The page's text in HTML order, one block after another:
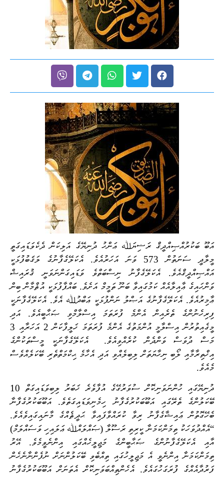
އަބޫ ބަކުރުއްޞިއްދީޤް ރަޟިޔަﷲ ޢަންހު ދުނިޔޭގެ އަލިކަން ދެކެވަޑައިގަތީ
މީލާދީ ސަނަތުން 573 ވަނަ އަހަރުއެވެ. އެކަލޭގެފާނުގެ ލަޤަބުފުޅަކީ
އައްޞިއްދީޤްއެވެ. އެކަލޭގެފާނު ނިސްބަތްވެ ވަޑައިގަންނަވަނީ ޤުރައިޝް
ވަންހައިގެ ޢާއިލާއެއް ކަމުގައިވާ ބަނޫ ތަމީމް އަށެވެ. ބައްޕާފުޅަކީ އުޘްމާން ބިން
ޢާމިރުއެވެ. އެކަލޭގެފާނުގެ އަޞްލު ނަންފުޅަކީ ޢަބްދުﷲ އެވެ. އެކަލޭގެފާނަކީ
ފިރިހެނުންގެ ތެރެއިން އެންމެ ފުރަތަމަ އިސްލާމްވި ޞަޙާބީއެވެ. އަދި
މީގެއިތުރުން އިސްލާމީ އުންމަތުގެ އެންމެ ފުރަތަމަ ޚަލީފާކަން 2 އަހަރާއި 3
މަސް ދުވަސް ވަންދެން ކުރެއްވިއެވެ.
އެކަލޭގެފާނަކީ މީސްތަކުންގެ
އިޚްތިރާމާއި ލޯބި ނިހާޔަތަށް ލިބިލެއްވި އަދި އެހާމެ ޙިކްމަތްތެރި ބޭކަލެއްވެސް
މެއެވެ.
ދުނިޔޭގައި ހުންނަވަނިކޮށް ސުވަރުގޭގެ އުފާވެރެ ޚަބަރު ލިބިވަޑައިގަތް 10
ބޭކަލުންގެ ތެރޭގައި އަބޫބަކުރުގެފާނު ހިމެނިވަޑައިގަތެވެ. އަބޫބަކުރުގެފާނާ
ބެހޭގޮތުން ޢައިޝާގެފާނު ރިވާ ކުރައްވާފައިވާ ޙަދީޘެއްގެ މާނައިގައިވެއެވެ.
“އެއްދުވަހަކު ތިމަންކަމަނާ ކީރިތި ރަސޫލާ (ޞައްލައްﷲ ޢަލައިހި ވަސައްލަމް)
އާއި އެކަލޭގެފާނުންގެ ޞަޙާބީންގެ މަޖިލީހެއްގައި އިންނެވީމެވެ. އޭރު
ތިމަންކަމަނާ އިންނެވީ އެ މަޖިލީހުގައި ތިއްބެވި ބޭކަލުންނަށް ނުފެންނާނެހެން
ފަރުދާއެއްގެ ފުރަގަހުގައެވެ. އެހެންތިއްބަވަނިކޮށް އެތަނަށް އަބޫބަކުރުގެފާނު